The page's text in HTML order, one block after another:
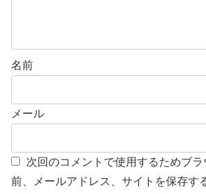
名前
メール
次回のコメントで使用するためブ
前、メールアドレス、サイトを保存す